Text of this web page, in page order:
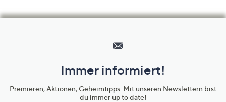
Unternehmensinformationen
Immer informiert!
Premieren, Aktionen, Geheimtipps: Mit unseren Newslettern bist
du immer up to date!